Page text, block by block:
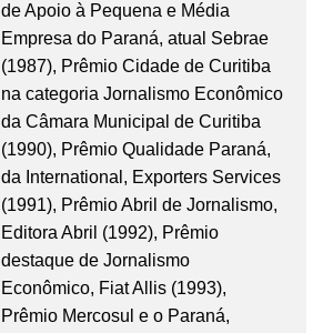
de Apoio à Pequena e Média
Empresa do Paraná, atual Sebrae
(1987), Prêmio Cidade de Curitiba
na categoria Jornalismo Econômico
da Câmara Municipal de Curitiba
(1990), Prêmio Qualidade Paraná,
da International, Exporters Services
(1991), Prêmio Abril de Jornalismo,
Editora Abril (1992), Prêmio
destaque de Jornalismo
Econômico, Fiat Allis (1993),
Prêmio Mercosul e o Paraná,